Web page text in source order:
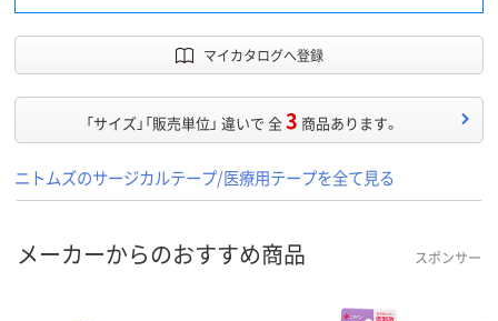
マイカタログへ登録
「サイズ」「販売単位」 違いで 全3 商品あります。
ニトムズのサージカルテープ/医療用テープを全て見る
メーカーからのおすすめ商品 スポンサー